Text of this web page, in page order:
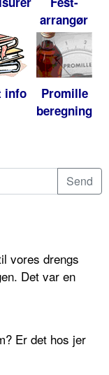
arrangør
info
Promille
beregning
vores drengs
Det var en
Er det hos jer